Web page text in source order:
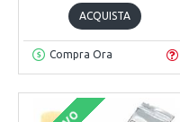
ACQUISTA
Compra Ora